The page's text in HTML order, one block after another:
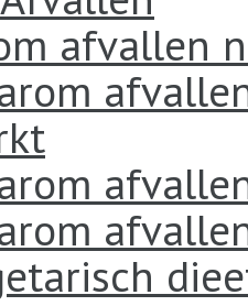
afvallen